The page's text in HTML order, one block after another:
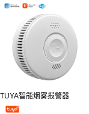
TUYA智能烟雾报警器